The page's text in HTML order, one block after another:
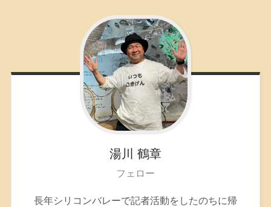
湯川 鶴章
フェロー
長年シリコンバレーで記者活動をしたのちに帰